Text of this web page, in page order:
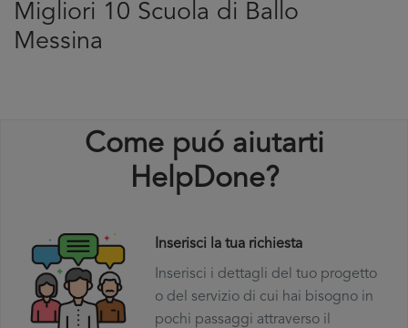
Migliori 10 Scuola di Ballo
Messina
Come puó aiutarti
HelpDone?
Inserisci la tua richiesta
Inserisci i dettagli del tuo progetto
o del servizio di cui hai bisogno in
pochi passaggi attraverso il